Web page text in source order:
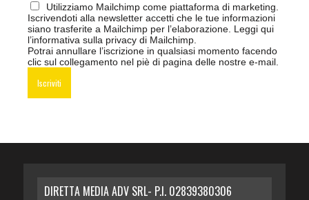
Utilizziamo Mailchimp come piattaforma di marketing.
Iscrivendoti alla newsletter accetti che le tue informazioni
siano trasferite a Mailchimp per l’elaborazione. Leggi qui
l’informativa sulla privacy di Mailchimp
Potrai annullare l’iscrizione in qualsiasi momento facendo
clic sul collegamento nel piè di pagina delle nostre e-mail.
DIRETTA MEDIA ADV SRL- P.I. 02839380306